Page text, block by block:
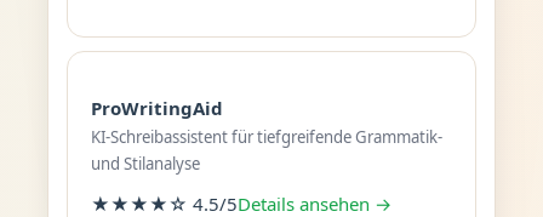
ProWritingAid
KI-Schreibassistent für tiefgreifende Grammatik-
und Stilanalyse
★★★★☆ 4.5/5Details ansehen →